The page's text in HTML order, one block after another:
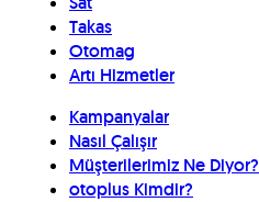
Takas
Otomag
Artı Hizmetler
Kampanyalar
Nasıl Çalışır
Müşterilerimiz Ne Diyor?
otoplus Kimdir?